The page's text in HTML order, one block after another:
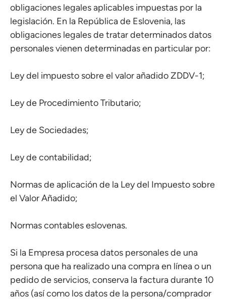
obligaciones legales aplicables impuestas por la
legislación. En la República de Eslovenia, las
obligaciones legales de tratar determinados datos
personales vienen determinadas en particular por:
Ley del impuesto sobre el valor añadido ZDDV-1;
Ley de Procedimiento Tributario;
Ley de Sociedades;
Ley de contabilidad;
Normas de aplicación de la Ley del Impuesto sobre
el Valor Añadido;
Normas contables eslovenas.
Si la Empresa procesa datos personales de una
persona que ha realizado una compra en línea o un
pedido de servicios, conserva la factura durante 10
años (así como los datos de la persona/comprador